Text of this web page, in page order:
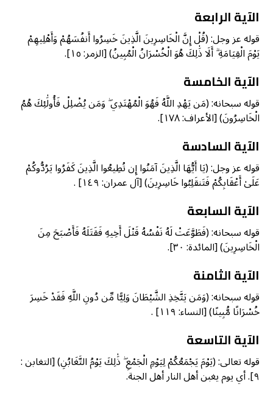
الآية الرابعة
قوله عز وجل: (قُلْ إِنَّ الْخَاسِرِينَ الَّذِينَ خَسِرُوا أَنفُسَهُمْ وَأَهْلِيهِمْ
يَوْمَ الْقِيَامَةِ ۗ أَلَا ذَٰلِكَ هُوَ الْخُسْرَانُ الْمُبِينُ) [الزمر: ١٥].
الآية الخامسة
قوله سبحانه: (مَن يَهْدِ اللَّهُ فَهُوَ الْمُهْتَدِي ۖ وَمَن يُضْلِلْ فَأُولَٰئِكَ هُمُ
الْخَاسِرُونَ) [الأعراف: ١٧٨].
الآية السادسة
قوله عز وجل: (يَا أَيُّهَا الَّذِينَ آمَنُوا إِن تُطِيعُوا الَّذِينَ كَفَرُوا يَرُدُّوكُمْ
عَلَىٰ أَعْقَابِكُمْ فَتَنقَلِبُوا خَاسِرِينَ) [آل عمران: ١٤٩] .
الآية السابعة
قوله سبحانه: (فَطَوَّعَتْ لَهُ نَفْسُهُ قَتْلَ أَخِيهِ فَقَتَلَهُ فَأَصْبَحَ مِنَ
الْخَاسِرِينَ) [المائدة: ٣٠].
الآية الثامنة
قوله سبحانه: (وَمَن يَتَّخِذِ الشَّيْطَانَ وَلِيًّا مِّن دُونِ اللَّهِ فَقَدْ خَسِرَ
خُسْرَانًا مُّبِينًا) [النساء: ١١٩] .
الآية التاسعة
قوله تعالى: (يَوْمَ يَجْمَعُكُمْ لِيَوْمِ الْجَمْعِ ۖ ذَٰلِكَ يَوْمُ التَّغَابُنِ) [التغابن :
٩]. أي يوم يغبن أهل النار أهل الجنة.